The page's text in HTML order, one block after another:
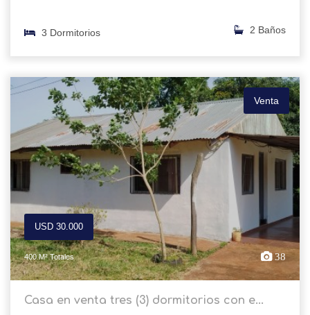
3 Dormitorios 2 Baños
Venta
USD 30.000
400 M² Totales 38
Casa en venta tres (3) dormitorios con e...